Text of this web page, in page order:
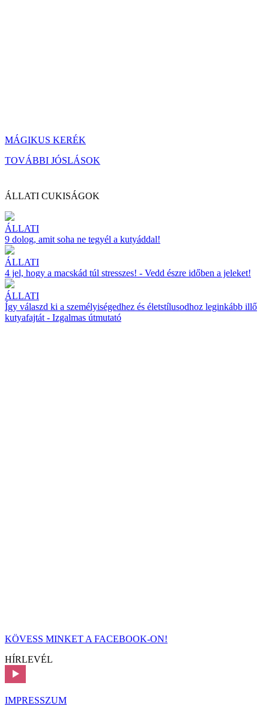
MÁGIKUS KERÉK
TOVÁBBI JÓSLÁSOK
ÁLLATI CUKISÁGOK
ÁLLATI
9 dolog, amit soha ne tegyél a kutyáddal!
ÁLLATI
4 jel, hogy a macskád túl stresszes! - Vedd észre időben a jeleket!
ÁLLATI
Így válaszd ki a személyiségedhez és életstílusodhoz leginkább illő
kutyafajtát - Izgalmas útmutató
KÖVESS MINKET A FACEBOOK-ON!
HÍRLEVÉL
IMPRESSZUM